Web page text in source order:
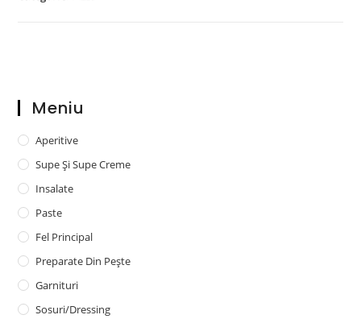
Meniu
Aperitive
Supe Și Supe Creme
Insalate
Paste
Fel Principal
Preparate Din Pește
Garnituri
Sosuri/dressing